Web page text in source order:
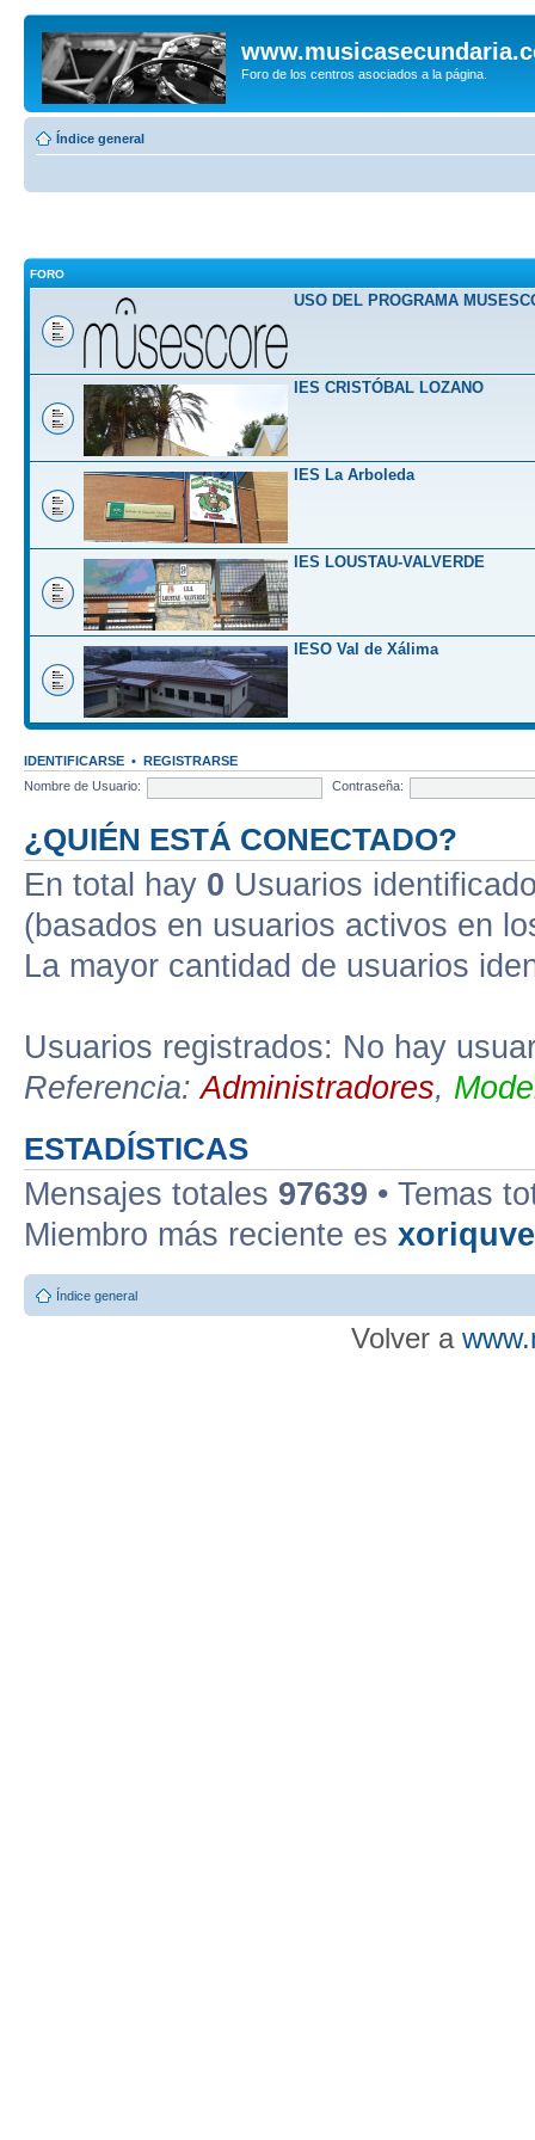
Foro de los centros asociados a la página.
Índice general
FORO
USO DEL PROGRAMA
IES CRISTÓBAL LOZANO
IES La Arboleda
IES LOUSTAU-VALVERDE
IESO Val de Xálima
IDENTIFICARSE • REGISTRARSE
Nombre de Usuario:
Contraseña:
¿QUIÉN ESTÁ CONECTADO?
En total hay 0 Usuarios
(basados en usuarios activos en
La mayor cantidad de usuarios
Usuarios registrados: No hay
Referencia:Administradores,
ESTADÍSTICAS
Mensajes totales 97639 • Temas
Miembro más reciente es
Índice general
Volver a